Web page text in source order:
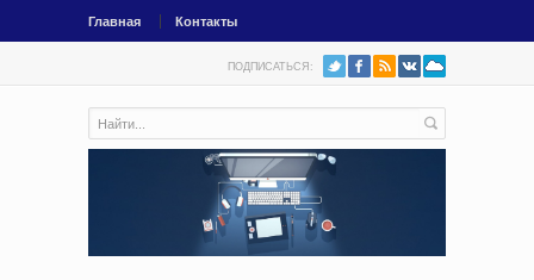
Главная Контакты
ПОДПИСАТЬСЯ: